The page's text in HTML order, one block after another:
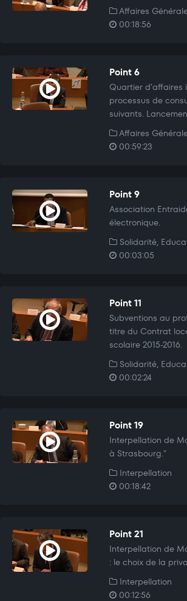
Affaires
00:18:56
Point 6
Quartier d’affaires
processus de
suivants.
Affaires
00:59:23
Point 9
Association
électronique.
Solidarité,
00:03:05
Point 11
Subventions au
titre du Contrat
scolaire 2015-2016.
Solidarité,
00:02:24
Point 19
Interpellation de
à Strasbourg."
Interpellation
00:18:42
Point 21
Interpellation de
: le choix de la
Interpellation
00:12:56